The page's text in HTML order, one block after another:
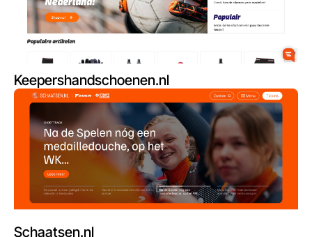
Keepershandschoenen.nl
Schaatsen.nl